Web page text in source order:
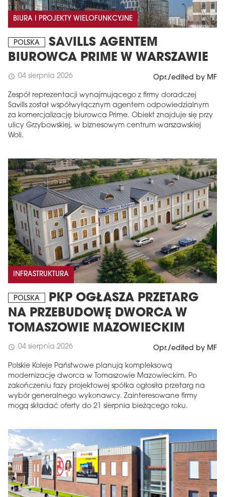
BIURA I PROJEKTY WIELOFUNKCYJNE
POLSKA
SAVILLS AGENTEM
BIUROWCA PRIME W WARSZAWIE
schedule 04 sierpnia 2026 Opr./edited by MF
Zespół reprezentacji wynajmującego z firmy doradczej
Savills został współwyłącznym agentem odpowiedzialnym
za komercjalizację biurowca Prime. Obiekt znajduje się przy
ulicy Grzybowskiej, w biznesowym centrum warszawskiej
Woli.
INFRASTRUKTURA
POLSKA
PKP OGŁASZA PRZETARG
NA PRZEBUDOWĘ DWORCA W
TOMASZOWIE MAZOWIECKIM
schedule 04 sierpnia 2026 Opr./edited by MF
Polskie Koleje Państwowe planują kompleksową
modernizację dworca w Tomaszowie Mazowieckim. Po
zakończeniu fazy projektowej spółka ogłosiła przetarg na
wybór generalnego wykonawcy. Zainteresowane firmy
mogą składać oferty do 21 sierpnia bieżącego roku.